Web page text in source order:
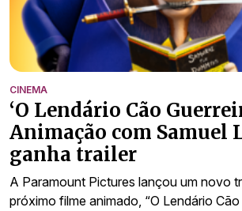
CINEMA
‘O Lendário Cão
Animação com Samuel
ganha trailer
A Paramount Pictures lançou um novo
próximo filme animado, “O Lendário Cão